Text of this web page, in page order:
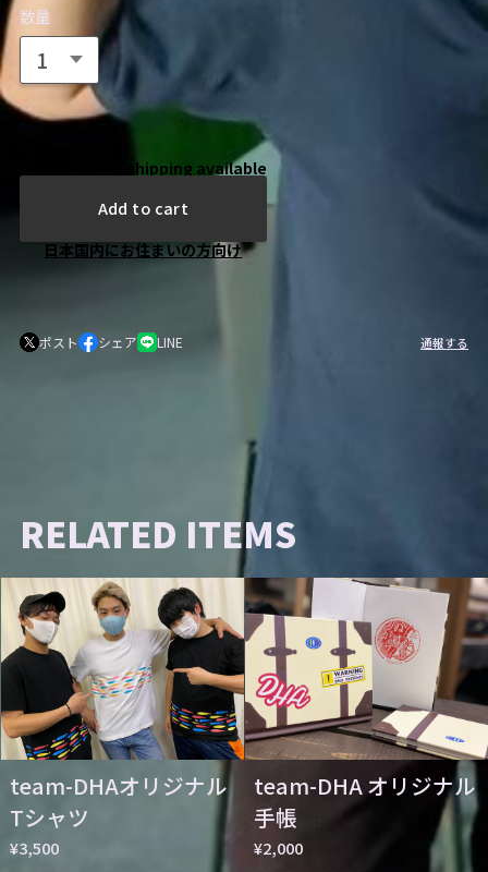
数量
International shipping available
Add to cart
日本国内にお住まいの方向け
ポスト シェア LINE 通報する
RELATED ITEMS
team-DHAオリジナル
Tシャツ
¥3,500
team-DHA オリジナル
手帳
¥2,000